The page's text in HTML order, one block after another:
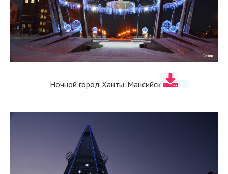
Ночной город Ханты-Мансийск